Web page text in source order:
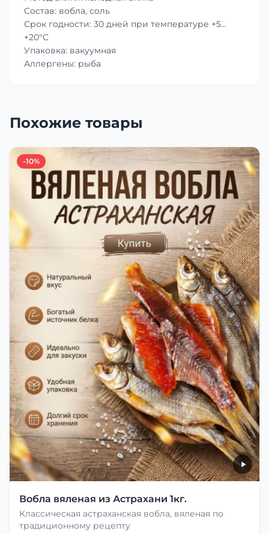
Состав: вобла, соль
Срок годности: 30 дней при температуре +5…
+20°C
Упаковка: вакуумная
Аллергены: рыба
Похожие товары
-10%
Вобла вяленая из Астрахани 1кг.
Классическая астраханская вобла, вяленая по
традиционному рецепту